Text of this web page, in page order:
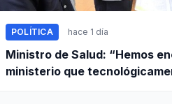
POLÍTICA hace 1 día
Ministro de Salud: “Hemos
ministerio que